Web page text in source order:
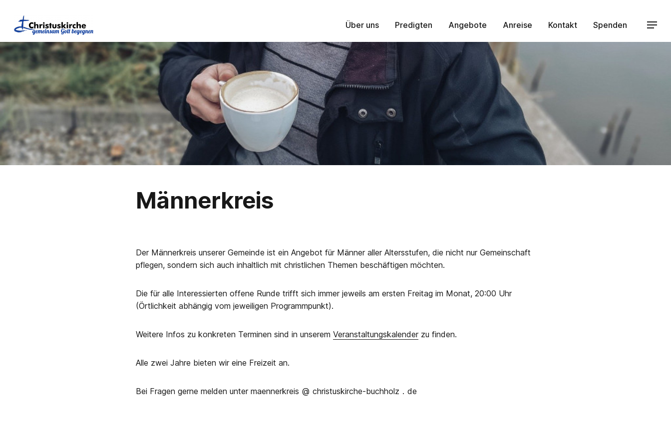
Über uns Predigten Angebote Anreise Kontakt Spenden
Männerkreis
Der Männerkreis unserer Gemeinde ist ein Angebot für Männer aller Altersstufen, die nicht nur Gemeinschaft
pflegen, sondern sich auch inhaltlich mit christlichen Themen beschäftigen möchten.
Die für alle Interessierten offene Runde trifft sich immer jeweils am ersten Freitag im Monat, 20:00 Uhr
(Örtlichkeit abhängig vom jeweiligen Programmpunkt).
Weitere Infos zu konkreten Terminen sind in unserem Veranstaltungskalenderzu finden.
Alle zwei Jahre bieten wir eine Freizeit an.
Bei Fragen gerne melden unter maennerkreis @ christuskirche-buchholz . de